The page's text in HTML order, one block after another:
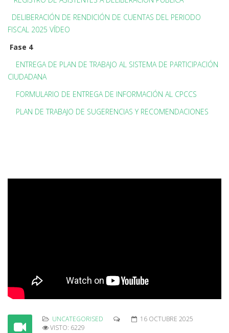
DELIBERACIÓN DE RENDICIÓN DE CUENTAS DEL PERIODO
FISCAL 2025 VÍDEO
Fase 4
ENTREGA DE PLAN DE TRABAJO AL SISTEMA DE PARTICIPACIÓN
CIUDADANA
FORMULARIO DE ENTREGA DE INFORMACIÓN AL CPCCS
PLAN DE TRABAJO DE SUGERENCIAS Y RECOMENDACIONES
UNCATEGORISED
16 OCTUBRE 2025
VISTO: 6229